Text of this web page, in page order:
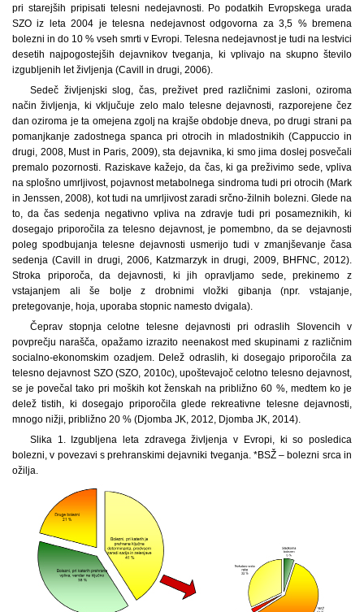
pri starejših pripisati telesni nedejavnosti. Po podatkih Evropskega urada
SZO iz leta 2004 je telesna nedejavnost odgovorna za 3,5 % bremena
bolezni in do 10 % vseh smrti v Evropi. Telesna nedejavnost je tudi na lestvici
desetih najpogostejših dejavnikov tveganja, ki vplivajo na skupno število
izgubljenih let življenja (Cavill in drugi, 2006).
Sedeč življenjski slog, čas, preživet pred različnimi zasloni, oziroma
način življenja, ki vključuje zelo malo telesne dejavnosti, razporejene čez
dan oziroma je ta omejena zgolj na krajše obdobje dneva, po drugi strani pa
pomanjkanje zadostnega spanca pri otrocih in mladostnikih (Cappuccio in
drugi, 2008, Must in Paris, 2009), sta dejavnika, ki smo jima doslej posvečali
premalo pozornosti. Raziskave kažejo, da čas, ki ga preživimo sede, vpliva
na splošno umrljivost, pojavnost metabolnega sindroma tudi pri otrocih (Mark
in Jenssen, 2008), kot tudi na umrljivost zaradi srčno-žilnih bolezni. Glede na
to, da čas sedenja negativno vpliva na zdravje tudi pri posameznikih, ki
dosegajo priporočila za telesno dejavnost, je pomembno, da se dejavnosti
poleg spodbujanja telesne dejavnosti usmerijo tudi v zmanjševanje časa
sedenja (Cavill in drugi, 2006, Katzmarzyk in drugi, 2009, BHFNC, 2012).
Stroka priporoča, da dejavnosti, ki jih opravljamo sede, prekinemo z
vstajanjem ali še bolje z drobnimi vložki gibanja (npr. vstajanje,
pretegovanje, hoja, uporaba stopnic namesto dvigala).
Čeprav stopnja celotne telesne dejavnosti pri odraslih Slovencih v
povprečju narašča, opažamo izrazito neenakost med skupinami z različnim
socialno-ekonomskim ozadjem. Delež odraslih, ki dosegajo priporočila za
telesno dejavnost SZO (SZO, 2010c), upoštevajoč celotno telesno dejavnost,
se je povečal tako pri moških kot ženskah na približno 60 %, medtem ko je
delež tistih, ki dosegajo priporočila glede rekreativne telesne dejavnosti,
mnogo nižji, približno 20 % (Djomba JK, 2012, Djomba JK, 2014).
Slika 1. Izgubljena leta zdravega življenja v Evropi, ki so posledica
bolezni, v povezavi s prehranskimi dejavniki tveganja. *BSŽ – bolezni srca in
ožilja.